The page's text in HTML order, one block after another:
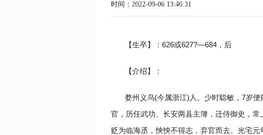
时间：2022-09-06 13:46:31
【生卒】：626或627?—684，后
【介绍】：
婺州义乌(今属浙江)人。少时聪敏，7岁
官，历任武功、长安两县主簿，迁侍御史，
贬为临海丞，怏怏不得志，弃官而去。光宅